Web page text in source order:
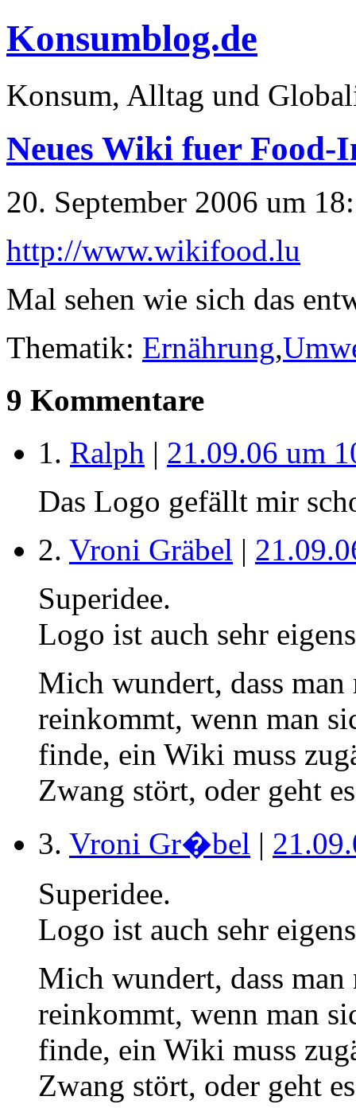
Konsumblog.de
Konsum, Alltag und
Neues Wiki fuer Food-
20. September 2006 um
http://www.wikifood.lu
Mal sehen wie sich das
Thematik: Ernährung,
9 Kommentare
1. Ralph | 21.09.06 um
Das Logo gefällt mir
2. Vroni Gräbel |
Superidee.
Logo ist auch sehr
Mich wundert, dass
reinkommt, wenn man
finde, ein Wiki muss
Zwang stört, oder geht
3. Vroni Gr�bel |
Superidee.
Logo ist auch sehr
Mich wundert, dass
reinkommt, wenn man
finde, ein Wiki muss
Zwang stört, oder geht